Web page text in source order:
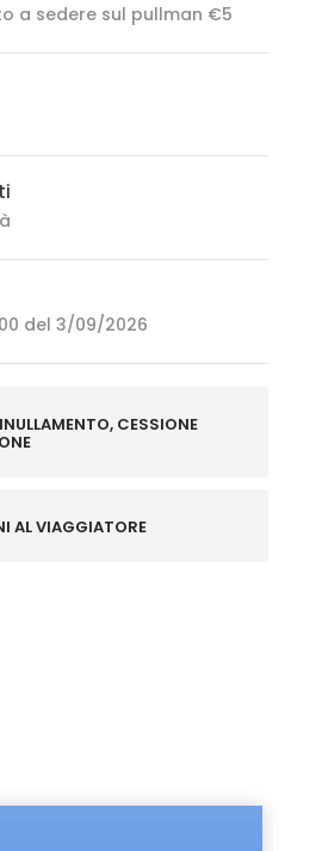
a sedere sul pullman €5
del 3/09/2026
CESSIONE
AL VIAGGIATORE